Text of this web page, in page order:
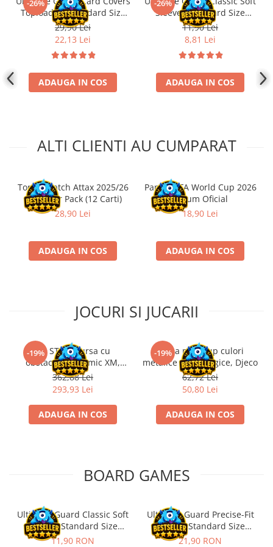
Disney Lorcana
Neverrift TCG
Magic The Gathering TCG
Colectii Oficiale Topps si Panini si
altele
Final Fantasy
Alte TCG-uri
Puzzle 1000 piese
Accesorii pentru puzzle
Puzzle 3000 piese
Puzzle 2000 piese
Puzzle 1500 piese
Puzzle 30 piese
Puzzle 120 piese
-26%
Toploading Standard Size
(25)
29,90 Lei
22,13 Lei
ADAUGA IN COS
-26%
Sleeves Standard Size
Transparent (100)
11,90 Lei
8,81 Lei
ADAUGA IN COS
ALTI CLIENTI AU CUMPARAT
Topps Match Attax 2025/26
– Booster Pack (12 Carti)
28,90 Lei
ADAUGA IN COS
Panini FIFA World Cup 2026
Album Oficial
18,90 Lei
ADAUGA IN COS
JOCURI SI JUCARII
-19%Kit STEM Cursa cu
obstacole Dynamic XM,
Fischertechnik
362,88 Lei
293,93 Lei
ADAUGA IN COS
-19%
Trusa make-up culori
metalice non alergice, Djeco
62,72 Lei
50,80 Lei
ADAUGA IN COS
BOARD GAMES
Ultimate Guard Classic Soft
Sleeves Standard Size
Transparent (100)
11,90 RON
Ultimate Guard Precise-Fit
Sleeves Standard Size
Transparent (100)
21,90 RON